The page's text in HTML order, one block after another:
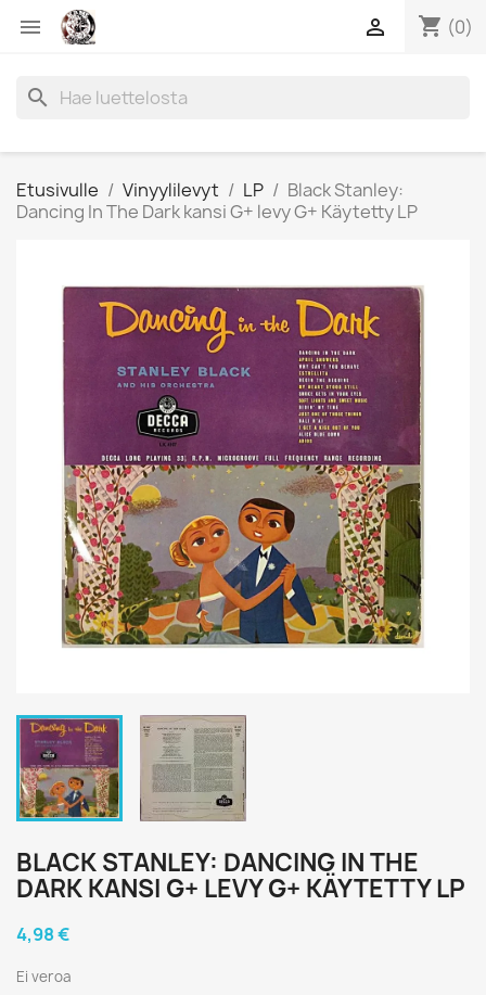
 shopping_cart (0)

search
Etusivulle Vinyylilevyt LP
Black Stanley:
Dancing In The Dark kansi G+ levy G+ Käytetty LP
BLACK STANLEY: DANCING IN THE
DARK KANSI G+ LEVY G+ KÄYTETTY LP
4,98 €
Ei veroa